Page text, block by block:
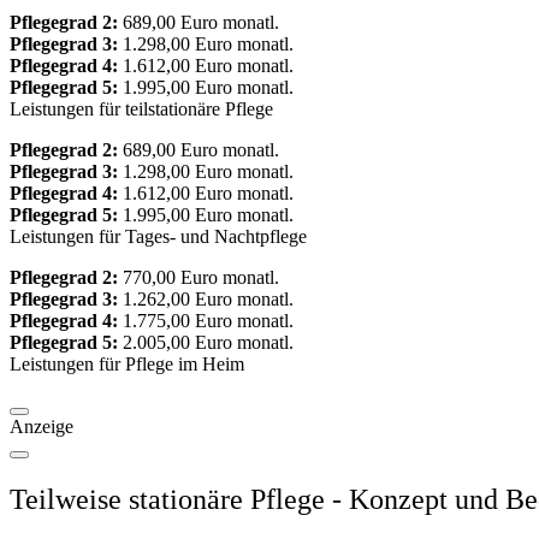
Pflegegrad 2: 689,00 Euro monatl.
Pflegegrad 3: 1.298,00 Euro monatl.
Pflegegrad 4: 1.612,00 Euro monatl.
Pflegegrad 5: 1.995,00 Euro monatl.
Leistungen für teilstationäre Pflege
Pflegegrad 2: 689,00 Euro monatl.
Pflegegrad 3: 1.298,00 Euro monatl.
Pflegegrad 4: 1.612,00 Euro monatl.
Pflegegrad 5: 1.995,00 Euro monatl.
Leistungen für Tages- und Nachtpflege
Pflegegrad 2: 770,00 Euro monatl.
Pflegegrad 3: 1.262,00 Euro monatl.
Pflegegrad 4: 1.775,00 Euro monatl.
Pflegegrad 5: 2.005,00 Euro monatl.
Leistungen für Pflege im Heim
Anzeige
Teilweise stationäre Pflege - Konzept und